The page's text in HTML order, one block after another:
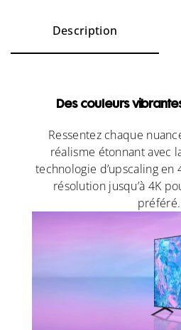
Description
Des couleurs
Ressentez chaque
réalisme étonnant avec
technologie d’upscaling en
résolution jusqu’à 4K
préféré.